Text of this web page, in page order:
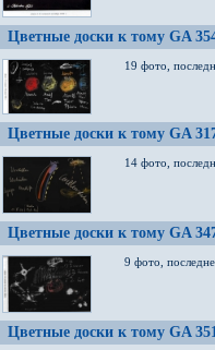
Цветные доски к тому GA
19 фото,
Цветные доски к тому GA
14 фото,
Цветные доски к тому GA
9 фото,
Цветные доски к тому GA